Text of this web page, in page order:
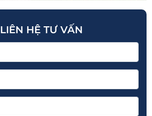
LIÊN HỆ TƯ VẤN